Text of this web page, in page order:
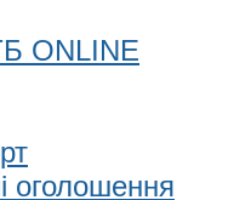
ONLINE
оголошення